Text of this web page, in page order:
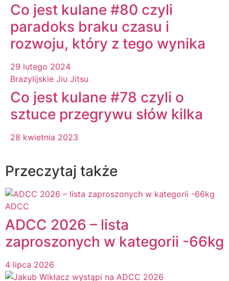
Co jest kulane #80 czyli
paradoks braku czasu i
rozwoju, który z tego wynika
29 lutego 2024
Brazylijskie Jiu Jitsu
Co jest kulane #78 czyli o
sztuce przegrywu słów kilka
28 kwietnia 2023
Przeczytaj także
ADCC
ADCC 2026 – lista
zaproszonych w kategorii -66kg
4 lipca 2026